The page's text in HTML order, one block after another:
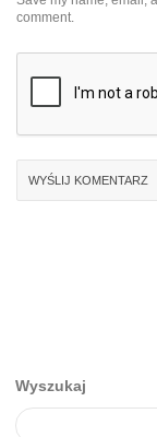
comment.
Wyszukaj